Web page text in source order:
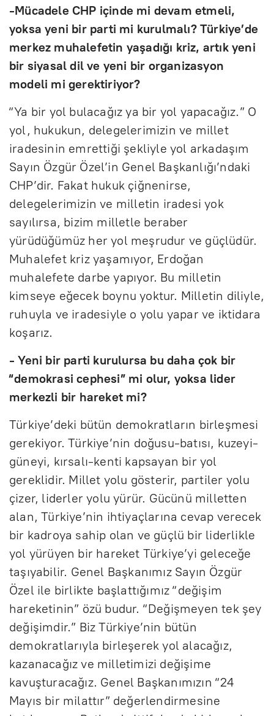
-Mücadele CHP içinde mi devam etmeli,
yoksa yeni bir parti mi kurulmalı? Türkiye’de
merkez muhalefetin yaşadığı kriz, artık yeni
bir siyasal dil ve yeni bir organizasyon
modeli mi gerektiriyor?
“Ya bir yol bulacağız ya bir yol yapacağız.” O
yol, hukukun, delegelerimizin ve millet
iradesinin emrettiği şekliyle yol arkadaşım
Sayın Özgür Özel’in Genel Başkanlığı’ndaki
CHP’dir. Fakat hukuk çiğnenirse,
delegelerimizin ve milletin iradesi yok
sayılırsa, bizim milletle beraber
yürüdüğümüz her yol meşrudur ve güçlüdür.
Muhalefet kriz yaşamıyor, Erdoğan
muhalefete darbe yapıyor. Bu milletin
kimseye eğecek boynu yoktur. Milletin diliyle,
ruhuyla ve iradesiyle o yolu yapar ve iktidara
koşarız.
- Yeni bir parti kurulursa bu daha çok bir
“demokrasi cephesi” mi olur, yoksa lider
merkezli bir hareket mi?
Türkiye’deki bütün demokratların birleşmesi
gerekiyor. Türkiye’nin doğusu-batısı, kuzeyi-
güneyi, kırsalı-kenti kapsayan bir yol
gereklidir. Millet yolu gösterir, partiler yolu
çizer, liderler yolu yürür. Gücünü milletten
alan, Türkiye’nin ihtiyaçlarına cevap verecek
bir kadroya sahip olan ve güçlü bir liderlikle
yol yürüyen bir hareket Türkiye’yi geleceğe
taşıyabilir. Genel Başkanımız Sayın Özgür
Özel ile birlikte başlattığımız “değişim
hareketinin” özü budur. “Değişmeyen tek şey
değişimdir.” Biz Türkiye’nin bütün
demokratlarıyla birleşerek yol alacağız,
kazanacağız ve milletimizi değişime
kavuşturacağız. Genel Başkanımızın “24
Mayıs bir milattır” değerlendirmesine